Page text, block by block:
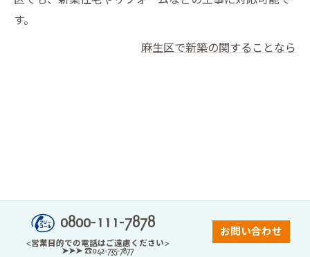
す。
麻生区で新築の関することなら
0800-111-7878
<営業目的での電話はご遠慮ください>
➤➤➤ ☎042-735-7877
お問い合わせ